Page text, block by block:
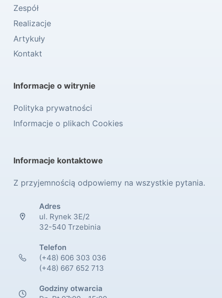
Zespół
Realizacje
Artykuły
Kontakt
Informacje o witrynie
Polityka prywatności
Informacje o plikach Cookies
Informacje kontaktowe
Z przyjemnością odpowiemy na wszystkie pytania.
Adres
ul. Rynek 3E/2
32-540 Trzebinia
Telefon
(+48) 606 303 036
(+48) 667 652 713
Godziny otwarcia